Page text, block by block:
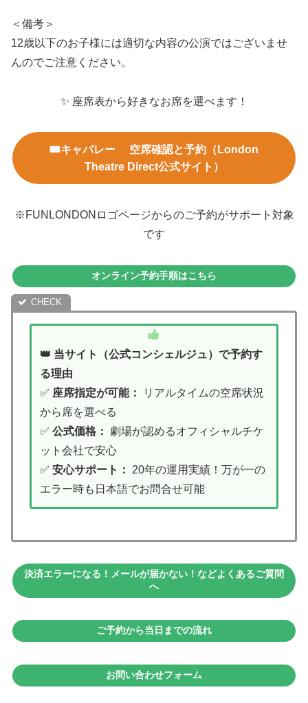
＜備考＞
12歳以下のお子様には適切な内容の公演ではございませ
んのでご注意ください。
✨ 座席表から好きなお席を選べます！
🎟️キャバレー 空席確認と予約（London
Theatre Direct公式サイト）
※FUNLONDONロゴページからのご予約がサポート対象
です
オンライン予約手順はこちら
👑 当サイト（公式コンシェルジュ）で予約す
る理由
✅ 座席指定が可能：
リアルタイムの空席状況
から席を選べる
✅ 公式価格：
劇場が認めるオフィシャルチケ
ット会社で安心
✅ 安心サポート：
20年の運用実績！万が一の
エラー時も日本語でお問合せ可能
決済エラーになる！メールが届かない！などよくあるご質問
へ
ご予約から当日までの流れ
お問い合わせフォーム